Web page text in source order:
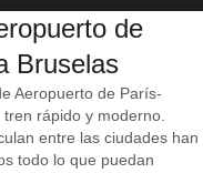
de
Bruselas
Aeropuerto de París-
rápido y moderno.
entre las ciudades han
todo lo que puedan